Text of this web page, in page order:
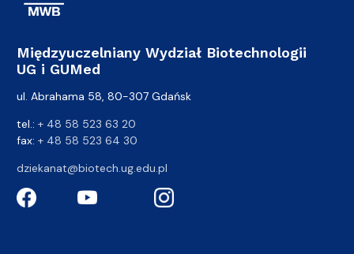
Międzyuczelniany Wydział Biotechnologii
UG i GUMed
ul. Abrahama 58, 80-307 Gdańsk
tel.: + 48 58 523 63 20
fax: + 48 58 523 64 30
dziekanat@biotech.ug.edu.pl